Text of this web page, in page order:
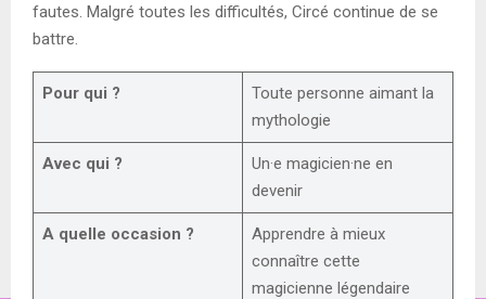
fautes. Malgré toutes les difficultés, Circé continue de se
battre.
Pour qui ?
Toute personne aimant la
mythologie
Avec qui ?
Un·e magicien·ne en
devenir
A quelle occasion ?
Apprendre à mieux
connaître cette
magicienne légendaire